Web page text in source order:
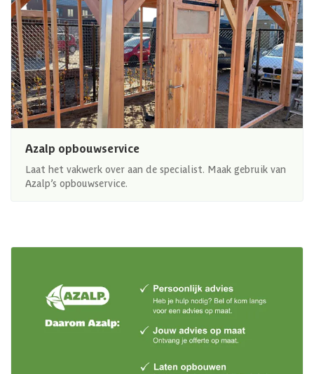
Azalp opbouwservice
Laat het vakwerk over aan de specialist. Maak gebruik van
Azalp’s opbouwservice.